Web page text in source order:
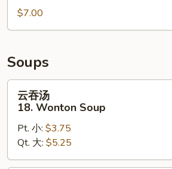
17a.
Noodle
Sesame
Sauce
$7.00
Soups
18.
Wonton
Soup
云吞汤
18. Wonton Soup
Pt. 小: $3.75
Qt. 大: $5.25